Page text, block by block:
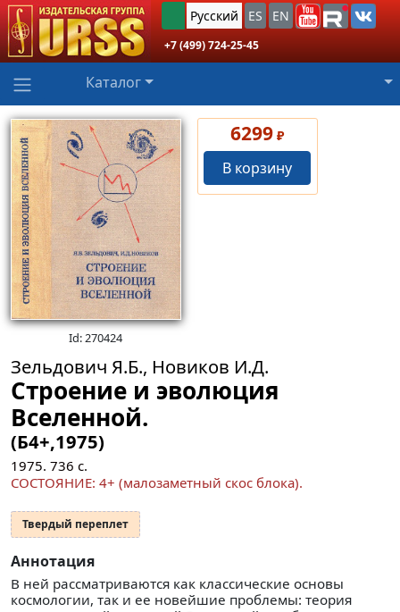
Русский ES EN
+7 (499) 724-25-45
Каталог
Id: 270424
6299 ₽
В корзину
Зельдович Я.Б., Новиков И.Д.
Строение и эволюция
Вселенной.
(Б4+,1975)
1975. 736 с.
СОСТОЯНИЕ: 4+ (малозаметный скос блока).
Твердый переплет
Аннотация
В ней рассматриваются как классические основы
космологии, так и ее новейшие проблемы: теория